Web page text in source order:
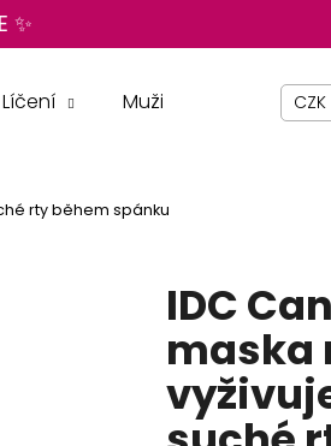
✨
Líčení Muži Beauty By
CZK
rty během spánku
IDC
maska
HLEDAT